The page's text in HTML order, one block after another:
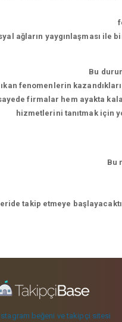
ağların yaygınlaşması ile
Bu
fenomenlerin
firmalar hem ayakta
hizmetlerini tanıtmak için
Bu
takip etmeye
beğeni ve takipçi sitesi